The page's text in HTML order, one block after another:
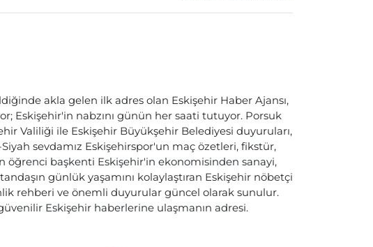
akla gelen ilk adres olan Eskişehir Haber Ajansı,
Eskişehir'in nabzını günün her saati tutuyor. Porsuk
Valiliği ile Eskişehir Büyükşehir Belediyesi duyuruları,
sevdamız Eskişehirspor'un maç özetleri, fikstür,
öğrenci başkenti Eskişehir'in ekonomisinden sanayi,
günlük yaşamını kolaylaştıran Eskişehir nöbetçi
rehberi ve önemli duyurular güncel olarak sunulur.
Eskişehir haberlerine ulaşmanın adresi.